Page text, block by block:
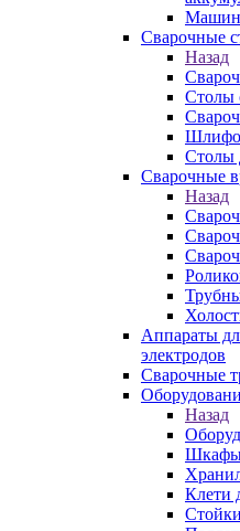
Сварочные
Назад
Столы
Столы
Сварочные
Назад
Аппараты
электродов
Сварочные
Назад
Шкафы
Клети